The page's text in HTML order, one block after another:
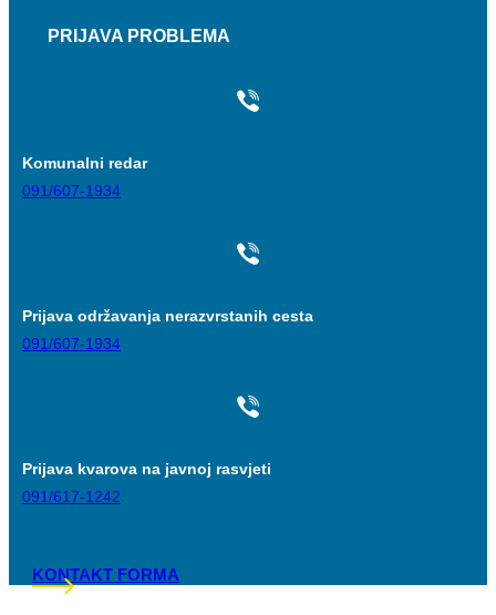
PRIJAVA PROBLEMA
Komunalni redar
091/607-1934
Prijava održavanja nerazvrstanih cesta
091/607-1934
Prijava kvarova na javnoj rasvjeti
091/617-1242
KONTAKT FORMA